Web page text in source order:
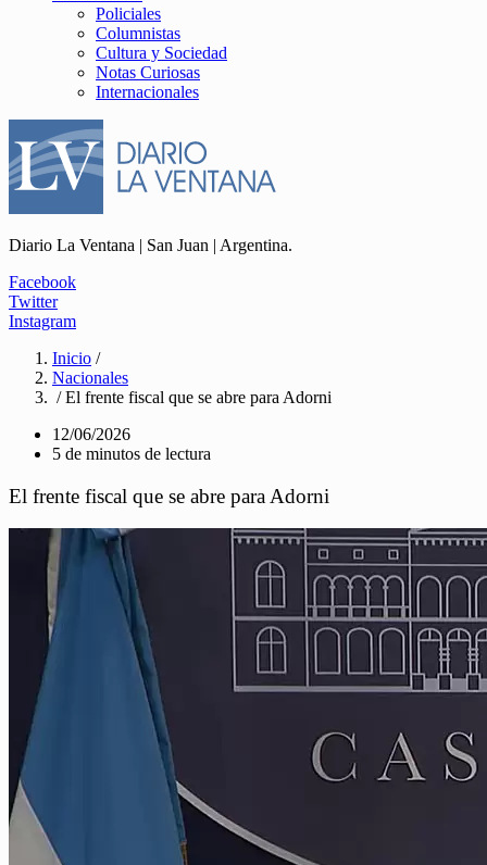
Policiales
Columnistas
Cultura y Sociedad
Notas Curiosas
Internacionales
Diario La Ventana | San Juan | Argentina.
Facebook
Twitter
Instagram
Inicio /
Nacionales
/ El frente fiscal que se abre para Adorni
12/06/2026
5 de minutos de lectura
El frente fiscal que se abre para Adorni